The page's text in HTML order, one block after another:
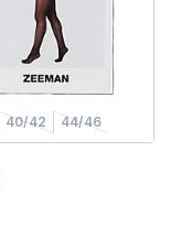
40/42 44/46